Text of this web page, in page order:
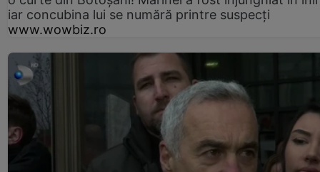
iar concubina lui se numără printre suspecți
www.wowbiz.ro